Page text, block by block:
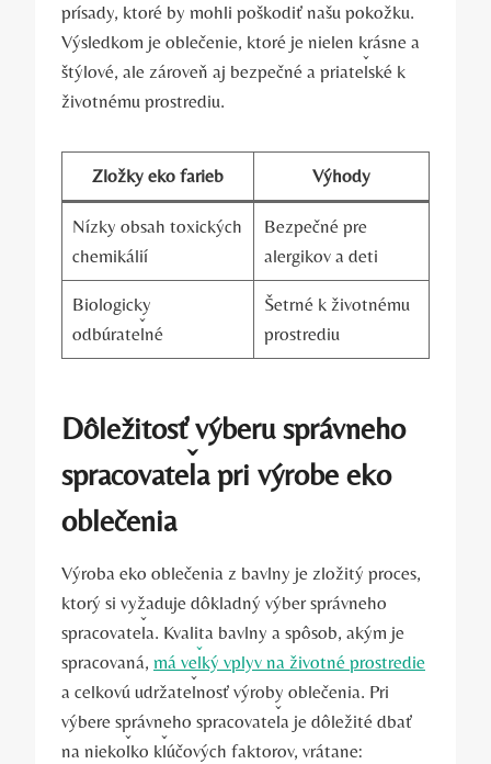
prísady, ktoré by mohli poškodiť našu pokožku.
Výsledkom je oblečenie, ktoré je nielen krásne a
štýlové, ale zároveň aj bezpečné a priateľské k
životnému prostrediu.
Zložky eko farieb Výhody
Nízky obsah toxických
chemikálií
Bezpečné pre
alergikov a deti
Biologicky
odbúrateľné
Šetrné k životnému
prostrediu
Dôležitosť výberu správneho
spracovateľa pri výrobe eko
oblečenia
Výroba eko oblečenia z bavlny je zložitý proces,
ktorý si vyžaduje dôkladný výber správneho
spracovateľa. Kvalita bavlny a spôsob, akým je
spracovaná, má veľký vplyv na životné prostredie
a celkovú udržateľnosť výroby oblečenia. Pri
výbere správneho spracovateľa je dôležité dbať
na niekoľko kľúčových faktorov, vrátane: